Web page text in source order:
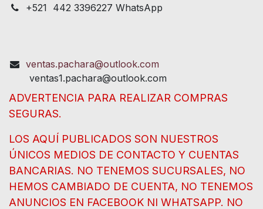
+521 442 3396227 WhatsApp
ventas.pachara@outlook.com
ventas1.pachara@outlook.com
ADVERTENCIA PARA REALIZAR COMPRAS
SEGURAS.
LOS AQUÍ PUBLICADOS SON NUESTROS
ÚNICOS MEDIOS DE CONTACTO Y CUENTAS
BANCARIAS. NO TENEMOS SUCURSALES, NO
HEMOS CAMBIADO DE CUENTA, NO TENEMOS
ANUNCIOS EN FACEBOOK NI WHATSAPP. NO